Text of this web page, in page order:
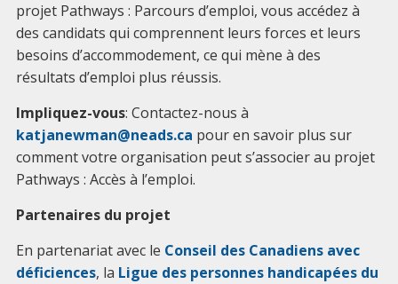
projet Pathways : Parcours d’emploi, vous accédez à
des candidats qui comprennent leurs forces et leurs
besoins d’accommodement, ce qui mène à des
résultats d’emploi plus réussis.
Impliquez-vous: Contactez-nous à
katjanewman@neads.ca pour en savoir plus sur
comment votre organisation peut s’associer au projet
Pathways : Accès à l’emploi.
Partenaires du projet
En partenariat avec le Conseil des Canadiens avec
déficiences, la Ligue des personnes handicapées du